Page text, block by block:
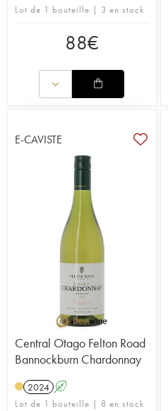
Lot de 1 bouteille | 3 en stock
88€
E-CAVISTE
Central Otago Felton Road
Bannockburn Chardonnay
2024 A
Lot de 1 bouteille | 8 en stock